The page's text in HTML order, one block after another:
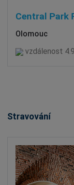
Central Park
Olomouc
vzdálenost
Stravování